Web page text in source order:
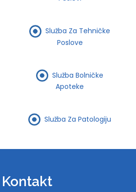
Služba Za Tehničke
Poslove
Služba Bolničke
Apoteke
Služba Za Patologiju
Kontakt